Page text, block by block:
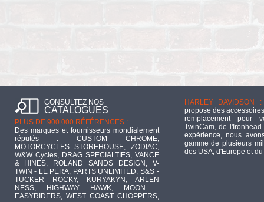
CONSULTEZ NOS
CATALOGUES
PLUS DE 900 000 RÉFÉRENCES :
Des marques et fournisseurs mondialement
réputés : CUSTOM CHROME,
MOTORCYCLES STOREHOUSE, ZODIAC,
W&W Cycles, DRAG SPECIALTIES, VANCE
& HINES, ROLAND SANDS DESIGN, V-
TWIN - LE PERA, PARTS UNLIMITED, S&S -
TUCKER ROCKY, KURYAKYN, ARLEN
NESS, HIGHWAY HAWK, MOON -
EASYRIDERS, WEST COAST CHOPPERS,
HARLEY DAVIDSON :
propose des
remplacement pour
TwinCam, de
expérience, nous
gamme de plusieurs
des USA, d'Europe et